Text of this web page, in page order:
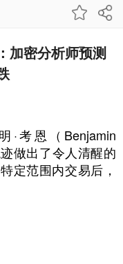
加密分析师预测
考恩（Benjamin
做出了令人清醒的
定范围内交易后，